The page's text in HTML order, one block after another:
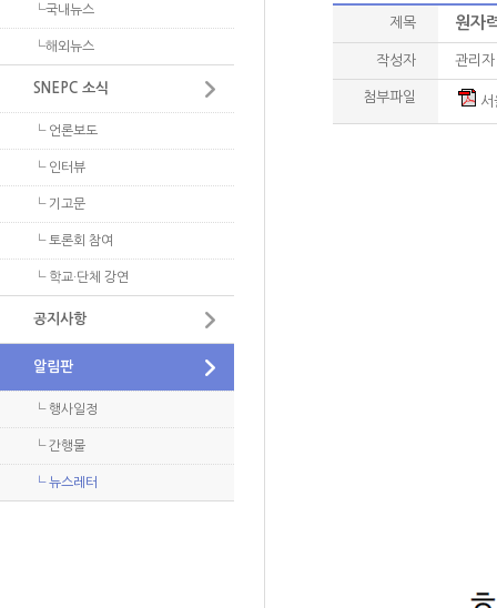
원자력 정보 및 자료
- 정기포럼 게시판
- 발표자료
└국내뉴스
└해외뉴스
SNEPC 소식
└ 언론보도
└ 인터뷰
└ 기고문
└ 토론회 참여
└ 학교·단체 강연
공지사항
알림판
└ 행사일정
└ 간행물
└ 뉴스레터
제목 원자
작성자 관리자
첨부파일